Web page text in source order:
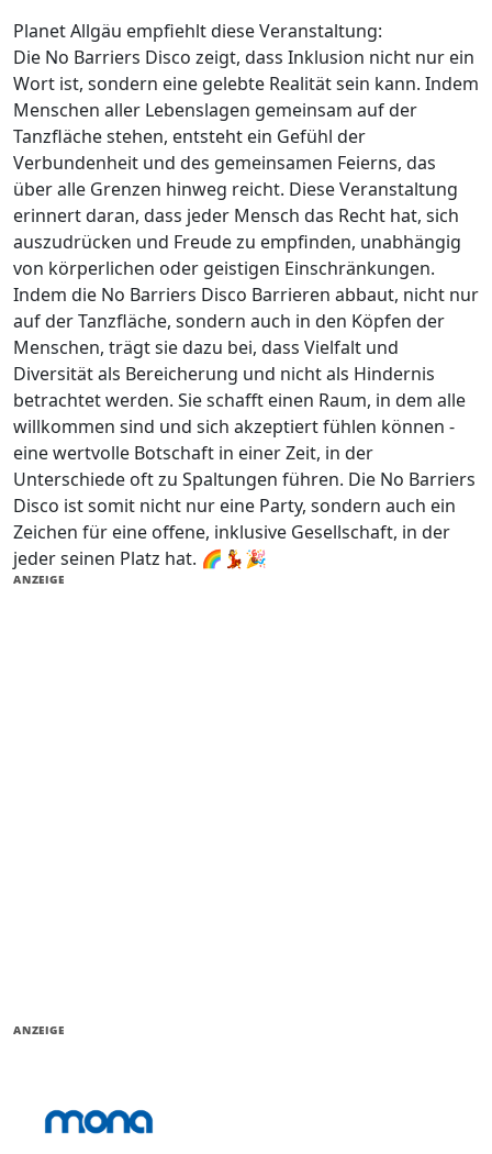
Planet Allgäu empfiehlt diese Veranstaltung:
Die No Barriers Disco zeigt, dass Inklusion nicht nur ein
Wort ist, sondern eine gelebte Realität sein kann. Indem
Menschen aller Lebenslagen gemeinsam auf der
Tanzfläche stehen, entsteht ein Gefühl der
Verbundenheit und des gemeinsamen Feierns, das
über alle Grenzen hinweg reicht. Diese Veranstaltung
erinnert daran, dass jeder Mensch das Recht hat, sich
auszudrücken und Freude zu empfinden, unabhängig
von körperlichen oder geistigen Einschränkungen.
Indem die No Barriers Disco Barrieren abbaut, nicht nur
auf der Tanzfläche, sondern auch in den Köpfen der
Menschen, trägt sie dazu bei, dass Vielfalt und
Diversität als Bereicherung und nicht als Hindernis
betrachtet werden. Sie schafft einen Raum, in dem alle
willkommen sind und sich akzeptiert fühlen können -
eine wertvolle Botschaft in einer Zeit, in der
Unterschiede oft zu Spaltungen führen. Die No Barriers
Disco ist somit nicht nur eine Party, sondern auch ein
Zeichen für eine offene, inklusive Gesellschaft, in der
jeder seinen Platz hat. 🌈💃🎉
ANZEIGE
ANZEIGE